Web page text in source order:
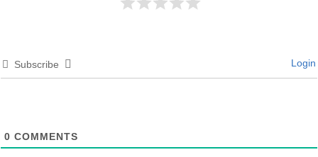
Subscribe Login
0 COMMENTS